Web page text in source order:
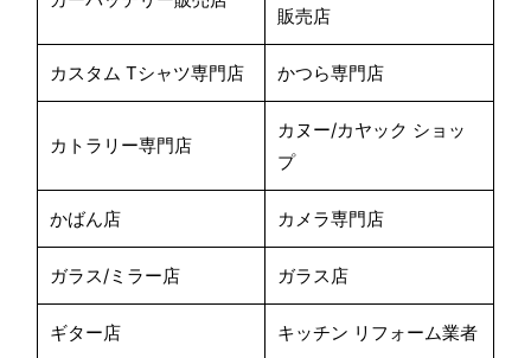
販売店
カスタム Tシャツ専門店 かつら専門店
カトラリー専門店
カヌー/カヤック ショッ
プ
かばん店 カメラ専門店
ガラス/ミラー店 ガラス店
ギター店 キッチン リフォーム業者